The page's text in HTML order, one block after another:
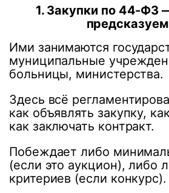
1. Закупки по 44-ФЗ
Ими занимаются
муниципальные
больницы, министерства.
Здесь всё
как объявлять закупку,
как заключать контракт.
Побеждает либо
(если это аукцион), либо
критериев (если конкурс).